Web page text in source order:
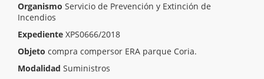
Organismo Servicio de Prevención y Extinción de
Incendios
Expediente XPS0666/2018
Objeto compra compersor ERA parque Coria.
Modalidad Suministros